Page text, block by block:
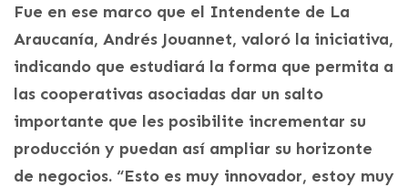
Fue en ese marco que el Intendente de La
Araucanía, Andrés Jouannet, valoró la iniciativa,
indicando que estudiará la forma que permita a
las cooperativas asociadas dar un salto
importante que les posibilite incrementar su
producción y puedan así ampliar su horizonte
de negocios. “Esto es muy innovador, estoy muy